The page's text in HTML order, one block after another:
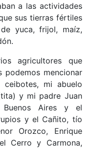
a las actividades
sus tierras fértiles
yuca, frijol, maíz,
agricultores que
podemos mencionar
ceibotes, mi abuelo
y mi padre Juan
Buenos Aires y el
y el Cañito, tío
Orozco, Enrique
Cerro y Carmona,